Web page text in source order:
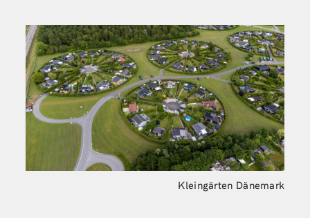
Kleingärten Dänemark